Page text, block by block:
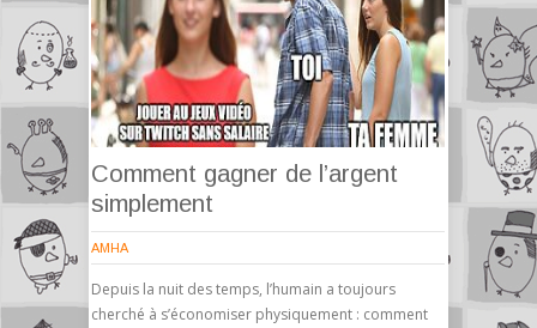
Comment gagner de l’argent
simplement
AMHA
Depuis la nuit des temps, l’humain a toujours
cherché à s’économiser physiquement : comment